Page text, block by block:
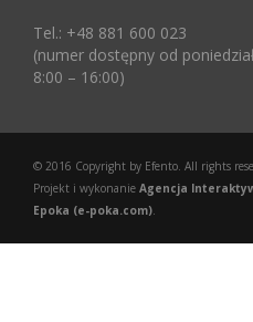
Tel.: +48 881 600 023
(numer dostępny od
8:00 – 16:00)
© 2016 Copyright by Efento. All rights
Projekt i wykonanie Agencja
Epoka (e-poka.com).